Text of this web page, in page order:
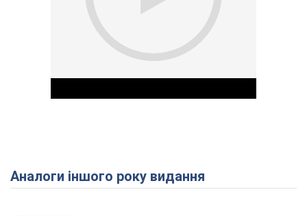
Play Video
Аналоги іншого року видання